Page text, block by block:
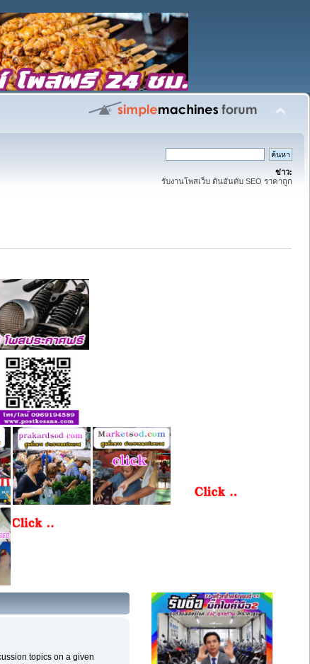
ข่าว:
รับงานโพสเว็บ ดันอันดับ SEO ราคาถูก
topics on a given